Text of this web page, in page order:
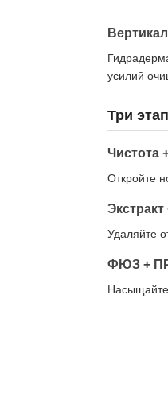
усилий
Три
Чистота
Откройте
Экстракт
Удаляйте
ФЮЗ +
Насыщайте